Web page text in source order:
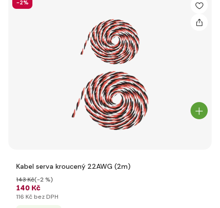
-2%
Kabel serva kroucený 22AWG (2m)
140 Kč
143 Kč(-2 %)
116 Kč bez DPH